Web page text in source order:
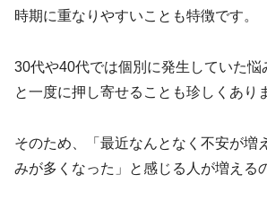
時期に重なりやすいことも特徴です。
30代や40代では個別に発生していた悩
と一度に押し寄せることも珍しくあり
そのため、「最近なんとなく不安が増
みが多くなった」と感じる人が増える